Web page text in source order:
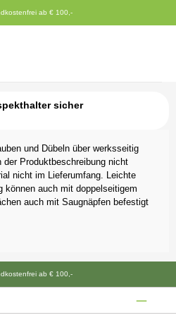
ab € 100,-
sicher
und Dübeln über werksseitig
der Produktbeschreibung nicht
nicht im Lieferumfang. Leichte
können auch mit doppelseitigem
auch mit Saugnäpfen befestigt
ab € 100,-